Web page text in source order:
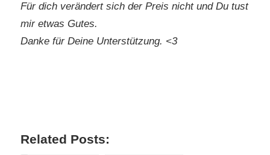
Für dich verändert sich der Preis nicht und Du tust
mir etwas Gutes.
Danke für Deine Unterstützung. <3
Related Posts: